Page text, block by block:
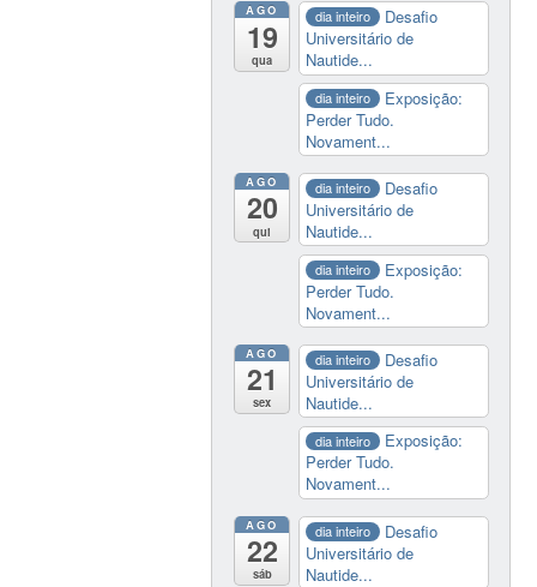
AGO
19
qua
dia inteiro
Desafio
Universitário de
Nautide...
dia inteiro
Exposição:
Perder Tudo.
Novament...
AGO
20
qui
dia inteiro
Desafio
Universitário de
Nautide...
dia inteiro
Exposição:
Perder Tudo.
Novament...
AGO
21
sex
dia inteiro
Desafio
Universitário de
Nautide...
dia inteiro
Exposição:
Perder Tudo.
Novament...
AGO
22
sáb
dia inteiro
Desafio
Universitário de
Nautide...